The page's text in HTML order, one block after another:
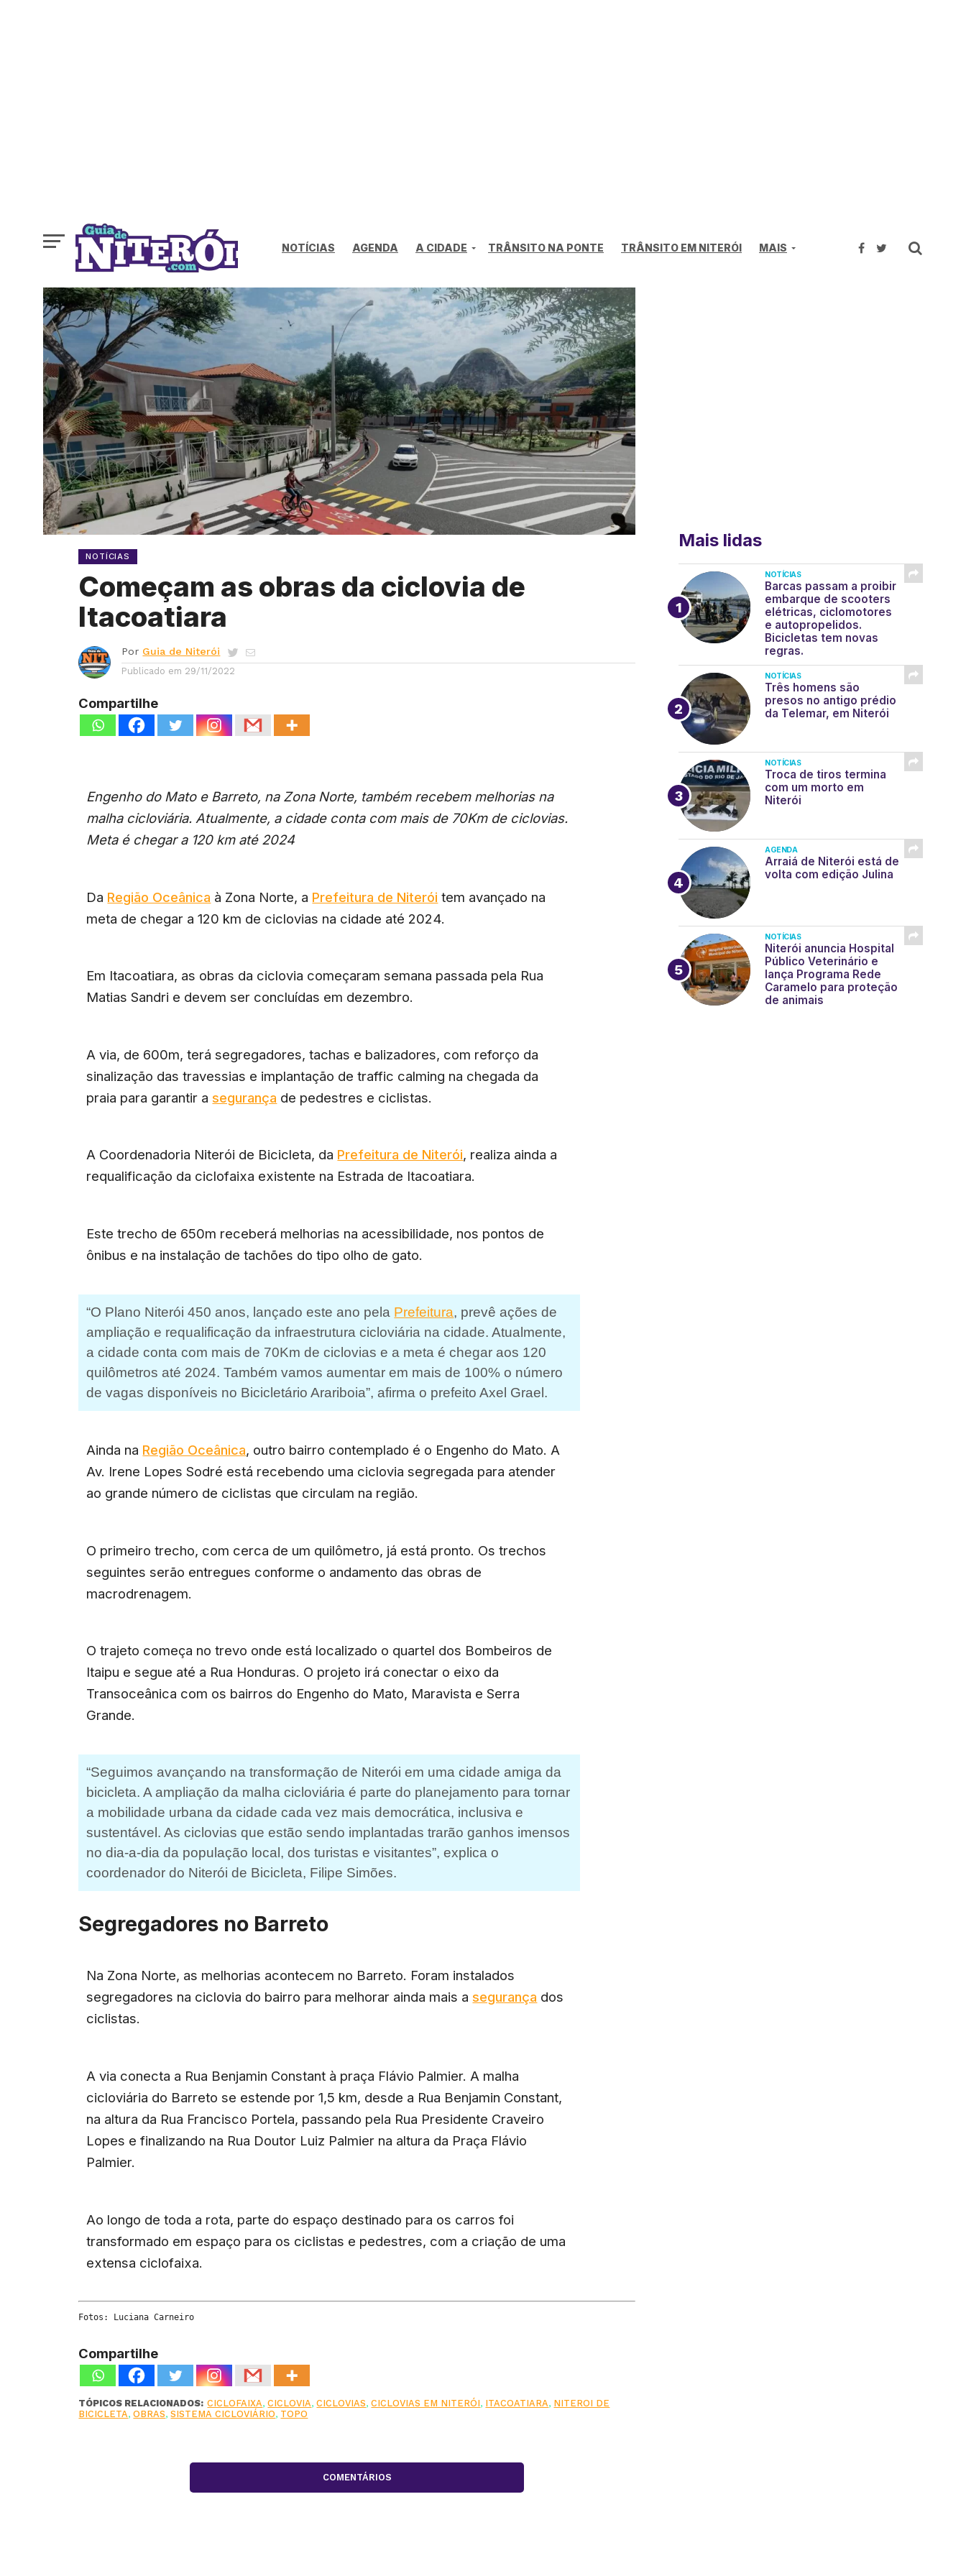
NOTÍCIAS AGENDA A CIDADE TRÂNSITO NA PONTE TRÂNSITO EM NITERÓI MAIS
NOTÍCIAS
Começam as obras da ciclovia de
Itacoatiara
Por Guia de Niterói
Publicado em 29/11/2022
Compartilhe
Engenho do Mato e Barreto, na Zona Norte, também recebem melhorias na
malha cicloviária. Atualmente, a cidade conta com mais de 70Km de ciclovias.
Meta é chegar a 120 km até 2024
Da Região Oceânica à Zona Norte, a Prefeitura de Niterói tem avançado na
meta de chegar a 120 km de ciclovias na cidade até 2024.
Em Itacoatiara, as obras da ciclovia começaram semana passada pela Rua
Matias Sandri e devem ser concluídas em dezembro.
A via, de 600m, terá segregadores, tachas e balizadores, com reforço da
sinalização das travessias e implantação de traffic calming na chegada da
praia para garantir asegurança de pedestres e ciclistas.
A Coordenadoria Niterói de Bicicleta, da Prefeitura de Niterói, realiza ainda a
requalificação da ciclofaixa existente na Estrada de Itacoatiara.
Este trecho de 650m receberá melhorias na acessibilidade, nos pontos de
ônibus e na instalação de tachões do tipo olho de gato.
“O Plano Niterói 450 anos, lançado este ano pela Prefeitura, prevê ações de
ampliação e requalificação da infraestrutura cicloviária na cidade. Atualmente,
a cidade conta com mais de 70Km de ciclovias e a meta é chegar aos 120
quilômetros até 2024. Também vamos aumentar em mais de 100% o número
de vagas disponíveis no Bicicletário Arariboia”, afirma o prefeito Axel Grael.
Ainda na Região Oceânica, outro bairro contemplado é o Engenho do Mato. A
Av. Irene Lopes Sodré está recebendo uma ciclovia segregada para atender
ao grande número de ciclistas que circulam na região.
O primeiro trecho, com cerca de um quilômetro, já está pronto. Os trechos
seguintes serão entregues conforme o andamento das obras de
macrodrenagem.
O trajeto começa no trevo onde está localizado o quartel dos Bombeiros de
Itaipu e segue até a Rua Honduras. O projeto irá conectar o eixo da
Transoceânica com os bairros do Engenho do Mato, Maravista e Serra
Grande.
“Seguimos avançando na transformação de Niterói em uma cidade amiga da
bicicleta. A ampliação da malha cicloviária é parte do planejamento para tornar
a mobilidade urbana da cidade cada vez mais democrática, inclusiva e
sustentável. As ciclovias que estão sendo implantadas trarão ganhos imensos
no dia-a-dia da população local, dos turistas e visitantes”, explica o
coordenador do Niterói de Bicicleta, Filipe Simões.
Segregadores no Barreto
Na Zona Norte, as melhorias acontecem no Barreto. Foram instalados
segregadores na ciclovia do bairro para melhorar ainda mais asegurança dos
ciclistas.
A via conecta a Rua Benjamin Constant à praça Flávio Palmier. A malha
cicloviária do Barreto se estende por 1,5 km, desde a Rua Benjamin Constant,
na altura da Rua Francisco Portela, passando pela Rua Presidente Craveiro
Lopes e finalizando na Rua Doutor Luiz Palmier na altura da Praça Flávio
Palmier.
Ao longo de toda a rota, parte do espaço destinado para os carros foi
transformado em espaço para os ciclistas e pedestres, com a criação de uma
extensa ciclofaixa.
Fotos: Luciana Carneiro
Compartilhe
TÓPICOS RELACIONADOS: CICLOFAIXA,CICLOVIA,CICLOVIAS,CICLOVIAS EM NITERÓI, ITACOATIARA, NITEROI DE
BICICLETA,OBRAS,SISTEMA CICLOVIÁRIO, TOPO
COMENTÁRIOS
Mais lidas
NOTÍCIAS
Barcas passam a proibir
embarque de scooters
elétricas, ciclomotores
e autopropelidos.
Bicicletas tem novas
regras.
NOTÍCIAS
Três homens são
presos no antigo prédio
da Telemar, em Niterói
NOTÍCIAS
Troca de tiros termina
com um morto em
Niterói
AGENDA
Arraiá de Niterói está de
volta com edição Julina
NOTÍCIAS
Niterói anuncia Hospital
Público Veterinário e
lança Programa Rede
Caramelo para proteção
de animais